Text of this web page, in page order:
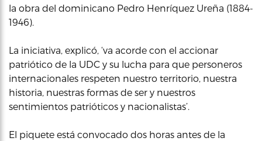
la obra del dominicano Pedro Henríquez Ureña (1884-
1946).
La iniciativa, explicó, ‘va acorde con el accionar
patriótico de la UDC y su lucha para que personeros
internacionales respeten nuestro territorio, nuestra
historia, nuestras formas de ser y nuestros
sentimientos patrióticos y nacionalistas’.
El piquete está convocado dos horas antes de la